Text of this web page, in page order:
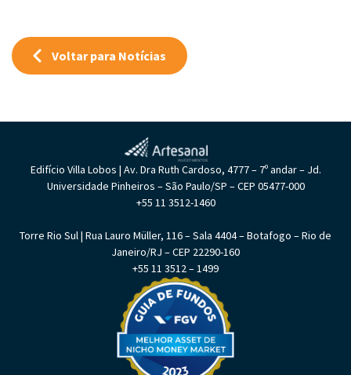
Voltar para Notícias
Edifício Villa Lobos | Av. Dra Ruth Cardoso, 4777 – 7º andar – Jd.
Universidade Pinheiros – São Paulo/SP – CEP 05477-000
+55 11 3512-1460
Torre Rio Sul | Rua Lauro Müller, 116 – Sala 4404 – Botafogo – Rio de
Janeiro/RJ – CEP 22290-160
+55 11 3512 – 1499